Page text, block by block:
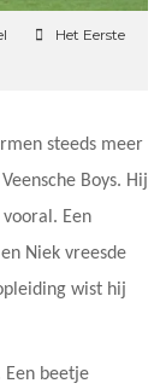
Het Eerste
steeds meer
Boys. Hij
Een
Niek vreesde
wist hij
Een beetje